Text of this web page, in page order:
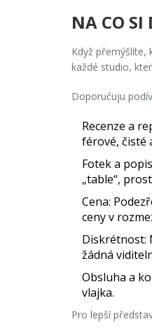
NA CO SI
Když přemýšlíte,
každé studio,
Doporučuju
Recenze a
férové, čisté
Fotek a
„table“,
Cena:
ceny v
Diskrétnost:
žádná
Obsluha a
vlajka.
Pro lepší